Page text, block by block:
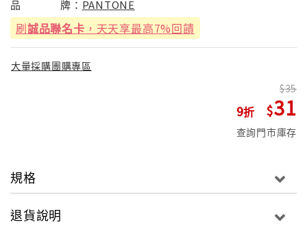
品
牌： PANTONE
刷誠品聯名卡 ，天天享最高7%回饋
大量採購團購專區
9
35
31
查詢門市庫存
規格
退貨說明